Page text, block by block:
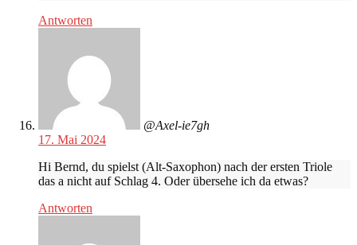
Antworten
@Axel-ie7gh
17. Mai 2024
Hi Bernd, du spielst (Alt-Saxophon) nach der ersten Triole
das a nicht auf Schlag 4. Oder übersehe ich da etwas?
Antworten